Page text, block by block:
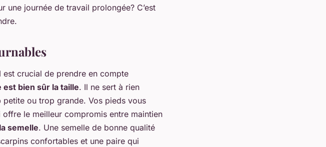
une journée de travail prolongée? C’est
est crucial de prendre en compte
bien sûr la taille. Il ne sert à rien
ou trop grande. Vos pieds vous
le meilleur compromis entre maintien
semelle. Une semelle de bonne qualité
confortables et une paire qui